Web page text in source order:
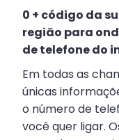
0 + código da
região para
de telefone do
Em todas as
únicas
o número de
você quer ligar.